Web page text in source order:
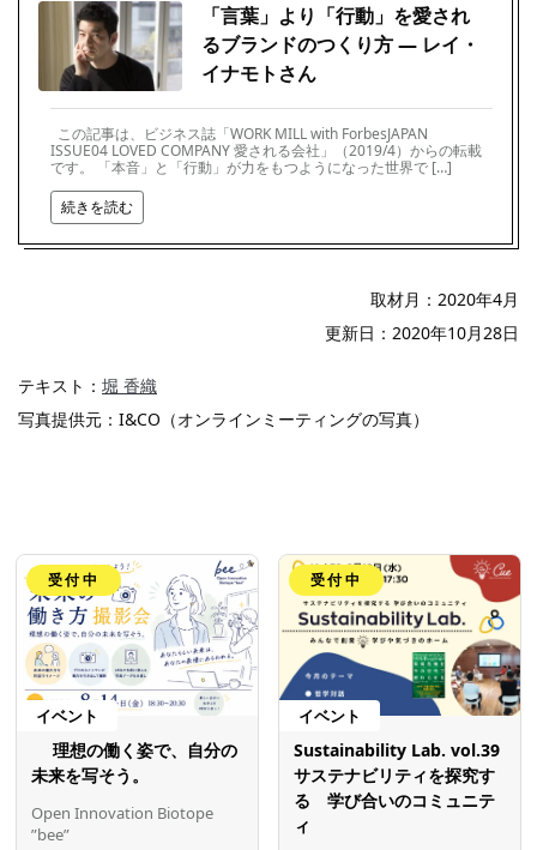
「言葉」より「行動」を愛され
るブランドのつくり方 ― レイ・
イナモトさん
この記事は、ビジネス誌「WORK MILL with ForbesJAPAN
ISSUE04 LOVED COMPANY 愛される会社」（2019/4）からの転載
です。 「本音」と「行動」が力をもつようになった世界で […]
続きを読む
取材月：2020年4月
更新日：2020年10月28日
テキスト： 堀 香織
写真提供元：I&CO（オンラインミーティングの写真）
受付中
イベント
理想の働く姿で、自分の
未来を写そう。
Open Innovation Biotope
”bee”
受付中
イベント
Sustainability Lab. vol.39
サステナビリティを探究す
る 学び合いのコミュニテ
ィ